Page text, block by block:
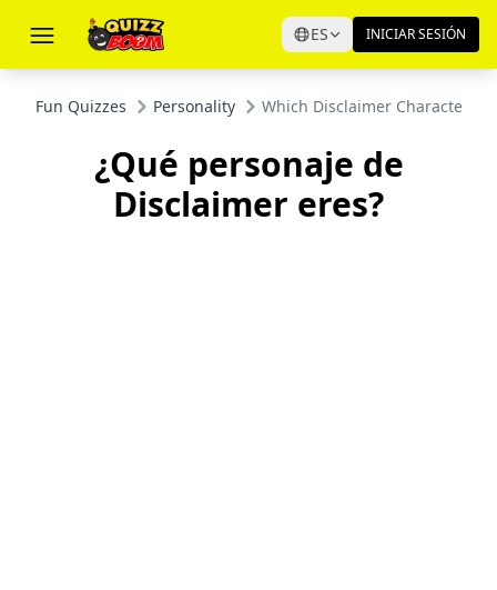
ES INICIAR SESIÓN
Fun Quizzes Personality Which Disclaimer Character
¿Qué personaje de
Disclaimer eres?